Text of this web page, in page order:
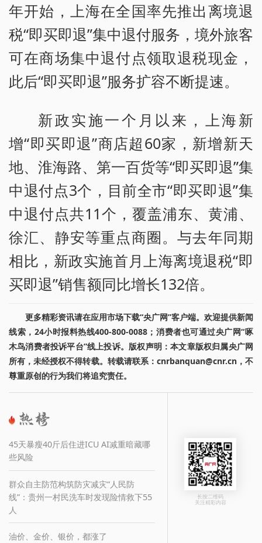
年开始，上海在全国率先推出离境退
税“即买即退”集中退付服务，境外旅客
可在商场集中退付点领取退税现金，
此后“即买即退”服务扩容不断提速。
新政实施一个月以来，上海新
增“即买即退”商店超60家，新增新天
地、淮海路、第一百货等“即买即退”集
中退付点3个，目前全市“即买即退”集
中退付点共11个，覆盖浦东、黄浦、
徐汇、静安等重点商圈。与去年同期
相比，新政实施首月上海离境退税“即
买即退”销售额同比增长132倍。
更多精彩资讯请在应用市场下载“央广网”客户端。欢迎提供新闻
线索，24小时报料热线400-800-0088；消费者也可通过央广网“啄
木鸟消费者投诉平台”线上投诉。版权声明：本文章版权归属央广网
所有，未经授权不得转载。转载请联系：cnrbanquan@cnr.cn，不
尊重原创的行为我们将追究责任。
45天暴瘦40斤后住进ICU AI减重暗藏哪
些风险
群众自主防范构筑防灾减灾“人民防
线”：贵州一村民洗车时发现险情救下55
人
油价、金价、银价，都涨了
长按二维码
关注精彩内容